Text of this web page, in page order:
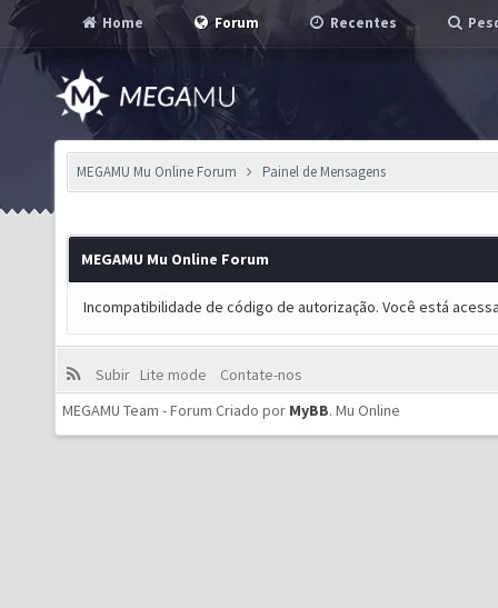
Home Forum Recentes
MEGAMU Mu Online Forum Painel de Mensagens
MEGAMU Mu Online Forum
Incompatibilidade de código de autorização. Você está
Subir Lite mode
Contate-nos
MEGAMU Team - Forum Criado por MyBB. Mu Online